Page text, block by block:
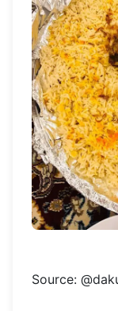
Source: